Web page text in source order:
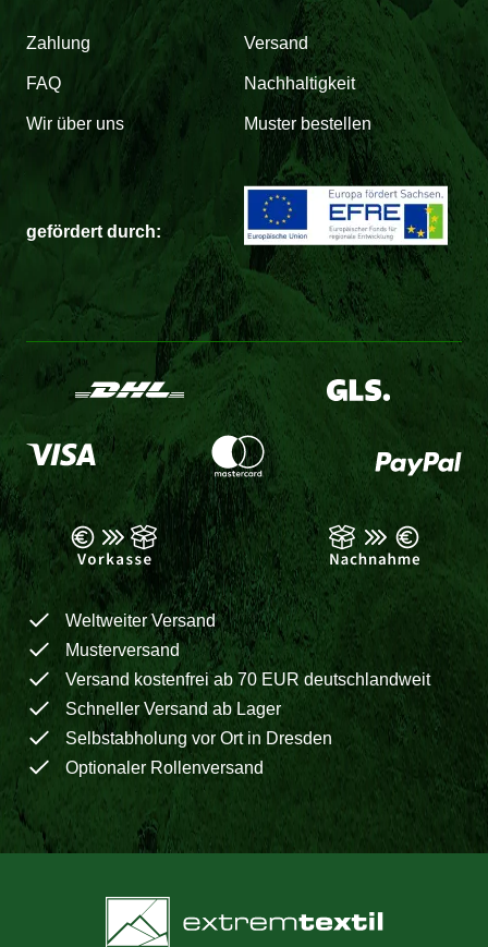
Zahlung Versand
FAQ Nachhaltigkeit
Wir über uns Muster bestellen
gefördert durch:
Weltweiter Versand
Musterversand
Versand kostenfrei ab 70 EUR deutschlandweit
Schneller Versand ab Lager
Selbstabholung vor Ort in Dresden
Optionaler Rollenversand